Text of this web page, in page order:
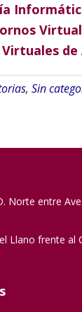
de
, Sin
Norte entre
Llano frente al